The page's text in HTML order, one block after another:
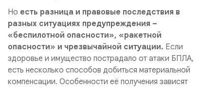
Но есть разница и правовые последствия в
разных ситуациях предупреждения –
«беспилотной опасности», «ракетной
опасности» и чрезвычайной ситуации. Если
здоровье и имущество пострадало от атаки БПЛА,
есть несколько способов добиться материальной
компенсации. Особенности её получения зависят